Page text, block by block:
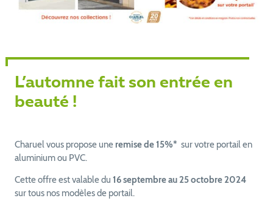
L’automne fait son entrée en
beauté !
Charuel vous propose uneremise de 15%* sur votre portail en
aluminium ou PVC.
Cette offre est valable du 16 septembre au 25 octobre 2024
sur tous nos modèles de portail.